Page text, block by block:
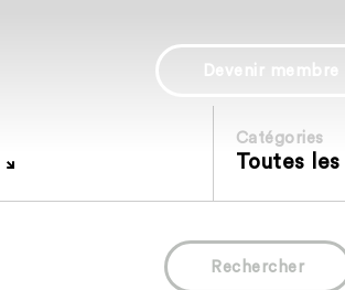
Devenir membre
Catégories
Toutes
Rechercher